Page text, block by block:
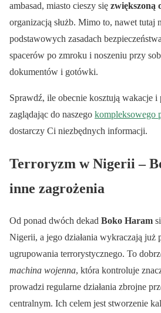
ambasad, miasto cieszy się zwiększoną
organizacją służb. Mimo to, nawet tutaj
podstawowych zasadach
spacerów po zmroku i noszeniu przy
dokumentów i gotówki.
Sprawdź, ile obecnie kosztują wakacje
zaglądając do naszego kompleksowego
dostarczy Ci niezbędnych informacji.
Terroryzm w Nigerii –
inne zagrożenia
Od ponad dwóch dekad Boko Haram
Nigerii, a jego działania wykraczają już
ugrupowania terrorystycznego. To
machina wojenna, która kontroluje
prowadzi regularne działania zbrojne
centralnym. Ich celem jest stworzenie